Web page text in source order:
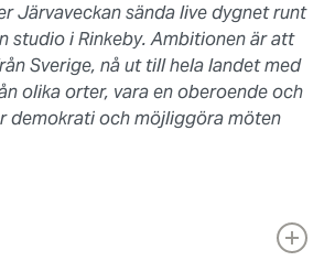
Järvaveckan sända live dygnet runt
studio i Rinkeby. Ambitionen är att
Sverige, nå ut till hela landet med
olika orter, vara en oberoende och
demokrati och möjliggöra möten